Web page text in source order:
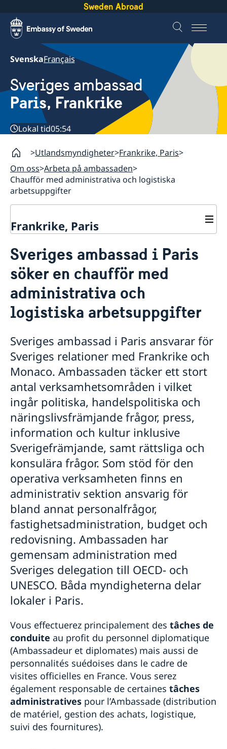
Sweden Abroad
SvenskaFrançais
Sveriges ambassad
Paris, Frankrike
Lokal tid05:54
Utlandsmyndigheter Frankrike, Paris
Om oss Arbeta på ambassaden
Chaufför med administrativa och logistiska
arbetsuppgifter
Frankrike, Paris
Svenska institutioner
Svenska och nordiska föreningar
Svenska kyrkor och skolor
Presskontakt vid ambassaden
Frankrike i Sverige
Om oss
Praktik på ambassaden
Dataskyddspolicy (GDPR)
Arbeta på ambassaden
Chaufför med administrativa och logistiska
Praktisk information för studier, resor och
bosättning i Sverige
Så stöttar vi svenska företag
Vi är en resurs för svenska företag
Team Sweden
Så kan du få stöd
Svenska företag i Frankrike
Anmäl handelshinder
Aktuellt
Fransk-svenska innovationspartnerskapet
Tidsbokning för konsulära ärenden
Sveriges ambassad i Paris
söker en chaufför med
administrativa och
logistiska arbetsuppgifter
Sveriges ambassad i Paris ansvarar för
Sveriges relationer med Frankrike och
Monaco. Ambassaden täcker ett stort
antal verksamhetsområden i vilket
ingår politiska, handelspolitiska och
näringslivsfrämjande frågor, press,
information och kultur inklusive
Sverigefrämjande, samt rättsliga och
konsulära frågor. Som stöd för den
operativa verksamheten finns en
administrativ sektion ansvarig för
bland annat personalfrågor,
fastighetsadministration, budget och
redovisning. Ambassaden har
gemensam administration med
Sveriges delegation till OECD- och
UNESCO. Båda myndigheterna delar
lokaler i Paris.
Vous effectuerez principalement des tâches de
conduite au profit du personnel diplomatique
(Ambassadeur et diplomates) mais aussi de
personnalités suédoises dans le cadre de
visites officielles en France. Vous serez
également responsable de certaines tâches
administratives pour l’Ambassade (distribution
de matériel, gestion des achats, logistique,
suivi des fournitures).